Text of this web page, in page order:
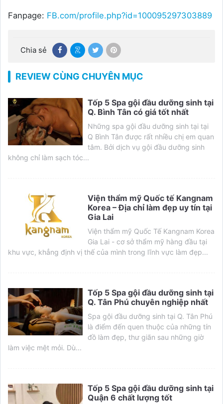
Fanpage: FB.com/profile.php?id=100095297303889
Chia sẻ
REVIEW CÙNG CHUYÊN MỤC
Tốp 5 Spa gội đầu dưỡng sinh tại
Q. Bình Tân có giá tốt nhất
Những spa gội đầu dưỡng sinh tại tại
Q Bình Tân được rất nhiều chị em quan
tâm. Bởi dịch vụ gội đầu dưỡng sinh
không chỉ làm sạch tóc...
Viện thẩm mỹ Quốc tế Kangnam
Korea – Địa chỉ làm đẹp uy tín tại
Gia Lai
Viện thẩm mỹ Quốc Tế Kangnam Korea
Gia Lai - cơ sở thẩm mỹ hàng đầu tại
khu vực, khẳng định vị thế của mình trong lĩnh vực làm đẹp...
Tốp 5 Spa gội đầu dưỡng sinh tại
Q. Tân Phú chuyên nghiệp nhất
Spa gội đầu dưỡng sinh tại Q. Tân Phú
là điểm đến quen thuộc của những tín
đồ làm đẹp, thư giãn sau những giờ
làm việc mệt mỏi. Dù...
Tốp 5 Spa gội đầu dưỡng sinh tại
Quận 6 chất lượng tốt